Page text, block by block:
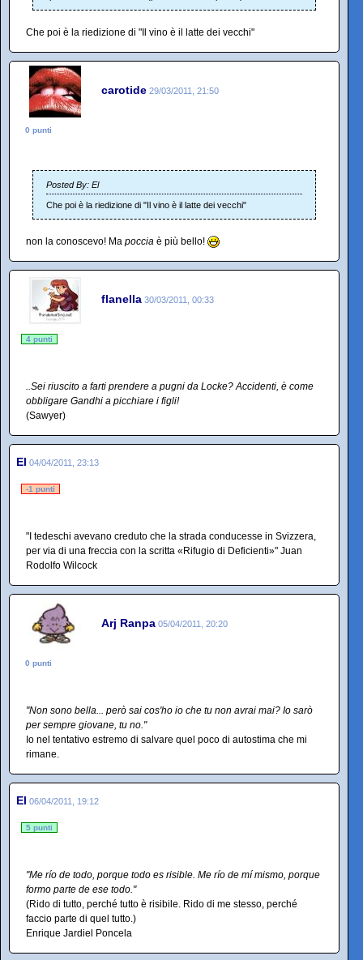
Che poi è la riedizione di "Il vino è il latte dei vecchi"
carotide 29/03/2011, 21:50
0 punti
Posted By: El
Che poi è la riedizione di "Il vino è il latte dei vecchi"
non la conoscevo! Ma poccia è più bello!
flanella 30/03/2011, 00:33
4 punti
..Sei riuscito a farti prendere a pugni da Locke? Accidenti, è come
obbligare Gandhi a picchiare i figli!
(Sawyer)
El 04/04/2011, 23:13
-1 punti
"I tedeschi avevano creduto che la strada conducesse in Svizzera,
per via di una freccia con la scritta «Rifugio di Deficienti»" Juan
Rodolfo Wilcock
Arj Ranpa 05/04/2011, 20:20
0 punti
"Non sono bella... però sai cos'ho io che tu non avrai mai? Io sarò
per sempre giovane, tu no."
Io nel tentativo estremo di salvare quel poco di autostima che mi
rimane.
El 06/04/2011, 19:12
5 punti
"Me río de todo, porque todo es risible. Me río de mí mismo, porque
formo parte de ese todo."
(Rido di tutto, perché tutto è risibile. Rido di me stesso, perché
faccio parte di quel tutto.)
Enrique Jardiel Poncela